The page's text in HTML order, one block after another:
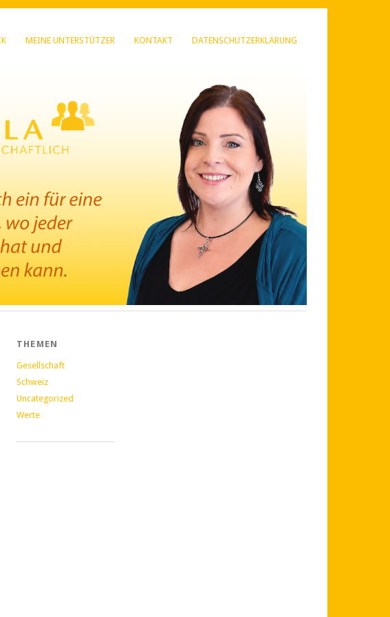
MEINE UNTERSTÜTZER KONTAKT DATENSCHUTZERKLÄRUNG
THEMEN
Gesellschaft
Schweiz
Uncategorized
Werte